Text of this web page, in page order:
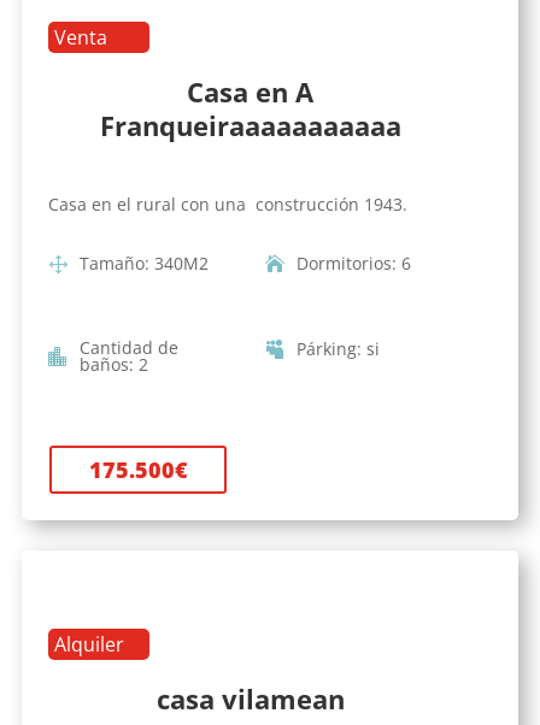
Venta
Casa en A
Franqueiraaaaaaaaaaa
Casa en el rural con una construcción 1943.
Tamaño: 340M2 Dormitorios: 6
Cantidad de
baños: 2
Párking: si
175.500€
Alquiler
casa vilamean